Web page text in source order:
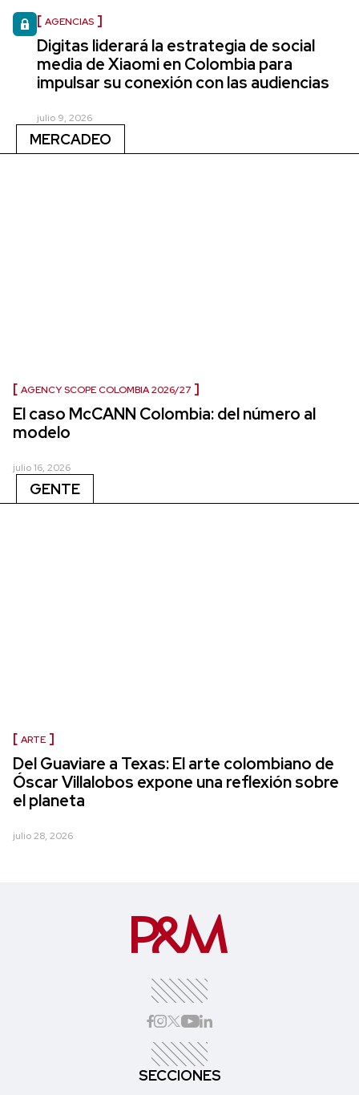
AGENCIAS
Digitas liderará la estrategia de social
media de Xiaomi en Colombia para
impulsar su conexión con las audiencias
julio 9, 2026
MERCADEO
AGENCY SCOPE COLOMBIA 2026/27
El caso McCANN Colombia: del número al
modelo
julio 16, 2026
GENTE
ARTE
Del Guaviare a Texas: El arte colombiano de
Óscar Villalobos expone una reflexión sobre
el planeta
julio 28, 2026
SECCIONES